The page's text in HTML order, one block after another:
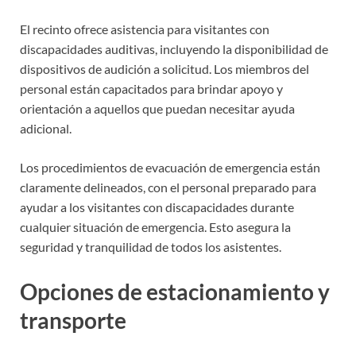
El recinto ofrece asistencia para visitantes con
discapacidades auditivas, incluyendo la disponibilidad de
dispositivos de audición a solicitud. Los miembros del
personal están capacitados para brindar apoyo y
orientación a aquellos que puedan necesitar ayuda
adicional.
Los procedimientos de evacuación de emergencia están
claramente delineados, con el personal preparado para
ayudar a los visitantes con discapacidades durante
cualquier situación de emergencia. Esto asegura la
seguridad y tranquilidad de todos los asistentes.
Opciones de estacionamiento y
transporte